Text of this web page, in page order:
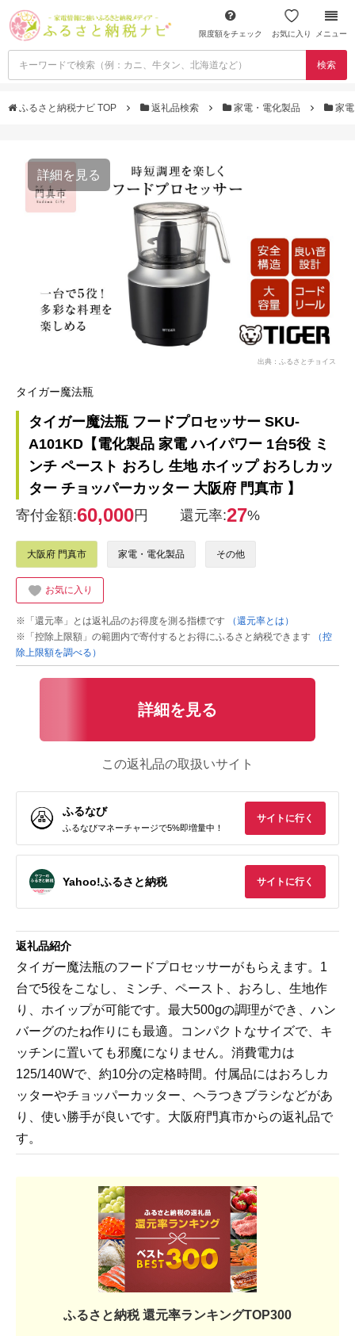
限度額をチェック お気に入り メニュー
検索
ふるさと納税ナビ TOP 返礼品検索 家電・電化製品 家電
詳細を見る
出典：ふるさとチョイス
タイガー魔法瓶
タイガー魔法瓶 フードプロセッサー SKU-
A101KD【電化製品 家電 ハイパワー 1台5役 ミ
ンチ ペースト おろし 生地 ホイップ おろしカッ
ター チョッパーカッター 大阪府 門真市 】
寄付金額:60,000円 還元率:27%
大阪府 門真市 家電・電化製品 その他
お気に入り
※「還元率」とは返礼品のお得度を測る指標です
（還元率とは）
※「控除上限額」の範囲内で寄付するとお得にふるさと納税できます
（控
除上限額を調べる）
詳細を見る
この返礼品の取扱いサイト
ふるなび
ふるなびマネーチャージで5%即増量中！
サイトに行く
Yahoo!ふるさと納税 サイトに行く
返礼品紹介
タイガー魔法瓶のフードプロセッサーがもらえます。1
台で5役をこなし、ミンチ、ペースト、おろし、生地作
り、ホイップが可能です。最大500gの調理ができ、ハン
バーグのたね作りにも最適。コンパクトなサイズで、キ
ッチンに置いても邪魔になりません。消費電力は
125/140Wで、約10分の定格時間。付属品にはおろしカ
ッターやチョッパーカッター、ヘラつきブラシなどがあ
り、使い勝手が良いです。大阪府門真市からの返礼品で
す。
ふるさと納税 還元率ランキングTOP300